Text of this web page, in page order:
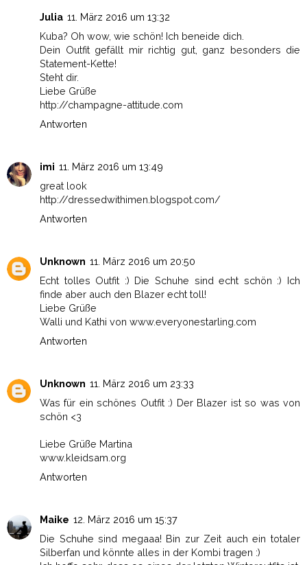
Julia 11. März 2016 um 13:32
Kuba? Oh wow, wie schön! Ich beneide dich.
Dein Outfit gefällt mir richtig gut, ganz besonders die
Statement-Kette!
Steht dir.
Liebe Grüße
http://champagne-attitude.com
Antworten
imi 11. März 2016 um 13:49
great look
http://dressedwithimen.blogspot.com/
Antworten
Unknown 11. März 2016 um 20:50
Echt tolles Outfit :) Die Schuhe sind echt schön :) Ich
finde aber auch den Blazer echt toll!
Liebe Grüße
Walli und Kathi von www.everyonestarling.com
Antworten
Unknown 11. März 2016 um 23:33
Was für ein schönes Outfit :) Der Blazer ist so was von
schön <3
Liebe Grüße Martina
www.kleidsam.org
Antworten
Maike 12. März 2016 um 15:37
Die Schuhe sind megaaa! Bin zur Zeit auch ein totaler
Silberfan und könnte alles in der Kombi tragen :)